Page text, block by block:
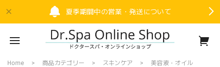
夏季期間中の営業・発送について
Home 商品カテゴリー スキンケア 美容液・オイル